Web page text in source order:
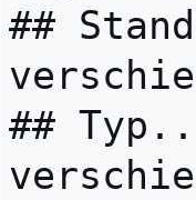
##
##